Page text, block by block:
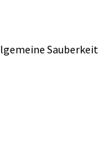
Sauberkeit